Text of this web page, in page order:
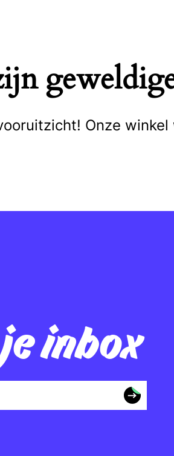
Onze
inbox